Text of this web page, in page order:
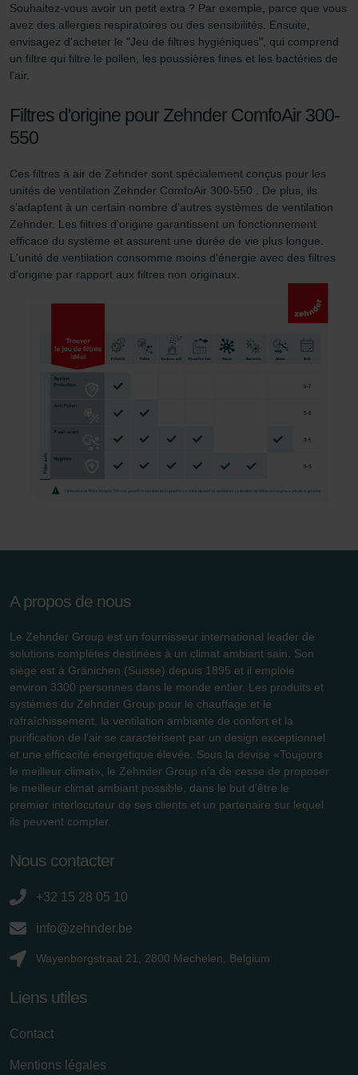
des cookies au sein du navigateur Web utilisé, il se peut
que les fonctionnalités de notre site Web ne soient plus
disponibles dans leur intégralité.
connaissance de notre politique relative aux cookies.
Zehnder Group AG: Data Privacy
Zehnder Group België nv/sa: Déclarations de confidentialité
Zehnder Group Czech Republic s.r.o.: Zásady ochrany
osobních údajů
Zehnder Group France: Protection des données
Zehnder Group Ibérica SAU: Política de privacidad
Zehnder Group İç Mekan İklimlendirme Sanayi ve Ticaret
Limitet Şirketi: Web Sitesi Çerezleri
Zehnder Group Nederland bv: Privacyverklaringen
Zehnder Group Sales International: Privacy Policy
Zehnder Polska Sp. z o.o.: Oświadczenie o ochronie
danych Zehnder
Zehnder Group UK Limited: Privacy Policy
Souhaitez-vous avoir un petit extra ? Par exemple, parce que vous
avez des allergies respiratoires ou des sensibilités. Ensuite,
envisagez d'acheter le "Jeu de filtres hygiéniques", qui comprend
un filtre qui filtre le pollen, les poussières fines et les bactéries de
l'air.
Filtres d'origine pour Zehnder ComfoAir 300-
550
Ces filtres à air de Zehnder sont spécialement conçus pour les
unités de ventilation Zehnder ComfoAir 300-550 . De plus, ils
s'adaptent à un certain nombre d'autres systèmes de ventilation
Zehnder. Les filtres d'origine garantissent un fonctionnement
efficace du système et assurent une durée de vie plus longue.
L'unité de ventilation consomme moins d'énergie avec des filtres
d'origine par rapport aux filtres non originaux.
A propos de nous
Le Zehnder Group est un fournisseur international leader de
solutions complètes destinées à un climat ambiant sain. Son
siège est à Gränichen (Suisse) depuis 1895 et il emploie
environ 3300 personnes dans le monde entier. Les produits et
systèmes du Zehnder Group pour le chauffage et le
rafraîchissement, la ventilation ambiante de confort et la
purification de l’air se caractérisent par un design exceptionnel
et une efficacité énergétique élevée. Sous la devise «Toujours
le meilleur climat», le Zehnder Group n’a de cesse de proposer
le meilleur climat ambiant possible, dans le but d’être le
premier interlocuteur de ses clients et un partenaire sur lequel
ils peuvent compter.
Nous contacter
+32 15 28 05 10
info@zehnder.be
Wayenborgstraat 21, 2800 Mechelen, Belgium
Liens utiles
Contact
Mentions légales